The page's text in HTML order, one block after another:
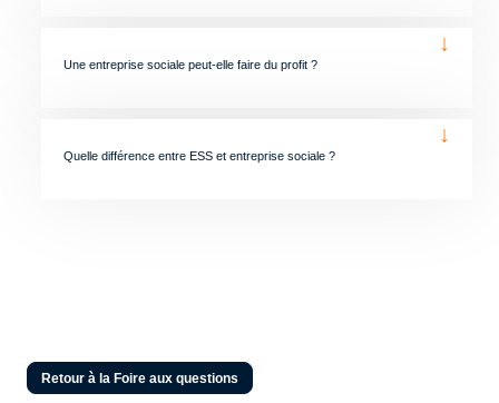
Une entreprise sociale peut-elle faire du profit ?
↓
Quelle différence entre ESS et entreprise sociale ?
↓
Retour à la Foire aux questions